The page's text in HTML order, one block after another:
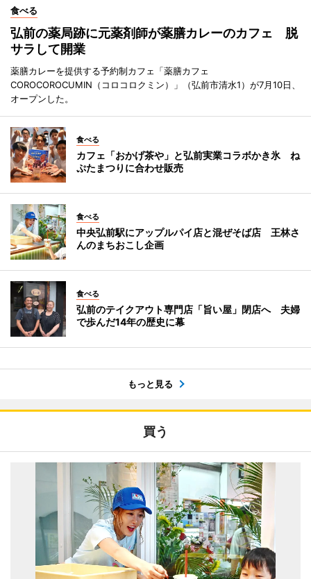
食べる
弘前の薬局跡に元薬剤師が薬膳カレーのカフェ 脱
サラして開業
薬膳カレーを提供する予約制カフェ「薬膳カフェ
COROCOROCUMIN（コロコロクミン）」（弘前市清水1）が7月10日、
オープンした。
食べる
カフェ「おかげ茶や」と弘前実業コラボかき氷 ね
ぷたまつりに合わせ販売
食べる
中央弘前駅にアップルパイ店と混ぜそば店 王林さ
んのまちおこし企画
食べる
弘前のテイクアウト専門店「旨い屋」閉店へ 夫婦
で歩んだ14年の歴史に幕
もっと見る
買う